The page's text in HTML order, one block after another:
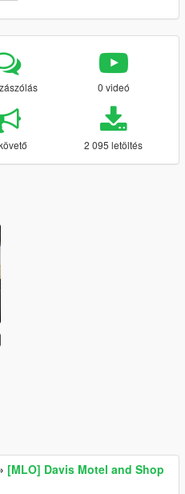
0 videó
2 095 letöltés
[MLO] Davis Motel and Shop